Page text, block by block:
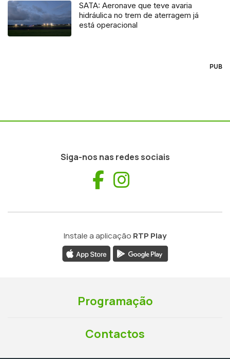
SATA: Aeronave que teve avaria
hidráulica no trem de aterragem já
está operacional
PUB
Siga-nos nas redes sociais
Facebook
Instale a aplicação RTP Play
Programação
Contactos